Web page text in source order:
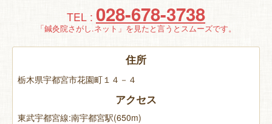
TEL : 028-678-3738
「鍼灸院さがし.ネット」を見たと言うとスムーズです。
住所
栃木県宇都宮市花園町１４－４
アクセス
東武宇都宮線:南宇都宮駅(650m)